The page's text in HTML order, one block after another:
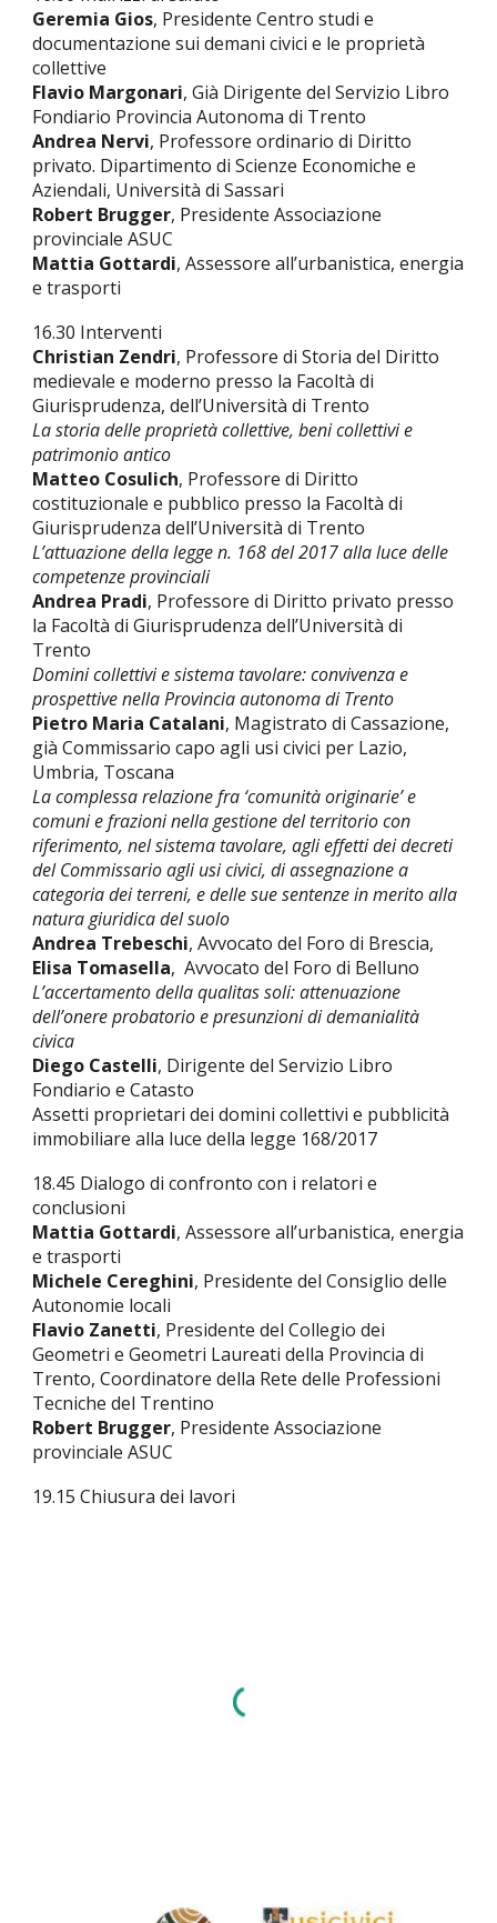
Geremia Gios, Presidente Centro studi e
documentazione sui demani civici e le proprietà
collettive
Flavio Margonari, Già Dirigente del Servizio Libro
Fondiario Provincia Autonoma di Trento
Andrea Nervi, Professore ordinario di Diritto
privato. Dipartimento di Scienze Economiche e
Aziendali, Università di Sassari
Robert Brugger, Presidente Associazione
provinciale ASUC
Mattia Gottardi, Assessore all’urbanistica, energia
e trasporti
16.30 Interventi
Christian Zendri, Professore di Storia del Diritto
medievale e moderno presso la Facoltà di
Giurisprudenza, dell’Università di Trento
La storia delle proprietà collettive, beni collettivi e
patrimonio antico
Matteo Cosulich, Professore di Diritto
costituzionale e pubblico presso la Facoltà di
Giurisprudenza dell’Università di Trento
L’attuazione della legge n. 168 del 2017 alla luce delle
competenze provinciali
Andrea Pradi, Professore di Diritto privato presso
la Facoltà di Giurisprudenza dell’Università di
Trento
Domini collettivi e sistema tavolare: convivenza e
prospettive nella Provincia autonoma di Trento
Pietro Maria Catalani, Magistrato di Cassazione,
già Commissario capo agli usi civici per Lazio,
Umbria, Toscana
La complessa relazione fra ‘comunità originarie’ e
comuni e frazioni nella gestione del territorio con
riferimento, nel sistema tavolare, agli effetti dei decreti
del Commissario agli usi civici, di assegnazione a
categoria dei terreni, e delle sue sentenze in merito alla
natura giuridica del suolo
Andrea Trebeschi, Avvocato del Foro di Brescia,
Elisa Tomasella, Avvocato del Foro di Belluno
L’accertamento della qualitas soli: attenuazione
dell’onere probatorio e presunzioni di demanialità
civica
Diego Castelli, Dirigente del Servizio Libro
Fondiario e Catasto
Assetti proprietari dei domini collettivi e pubblicità
immobiliare alla luce della legge 168/2017
18.45 Dialogo di confronto con i relatori e
conclusioni
Mattia Gottardi, Assessore all’urbanistica, energia
e trasporti
Michele Cereghini, Presidente del Consiglio delle
Autonomie locali
Flavio Zanetti, Presidente del Collegio dei
Geometri e Geometri Laureati della Provincia di
Trento, Coordinatore della Rete delle Professioni
Tecniche del Trentino
Robert Brugger, Presidente Associazione
provinciale ASUC
19.15 Chiusura dei lavori